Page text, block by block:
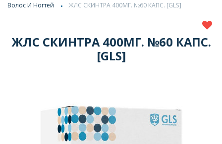
Волос И Ногтей
ЖЛС СКИНТРА 400МГ. №60 КАПС. [GLS]
ЖЛС СКИНТРА 400МГ. №60 КАПС.
[GLS]